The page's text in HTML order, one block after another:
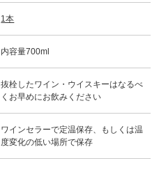
1本
内容量700ml
抜栓したワイン・ウイスキーはなるべ
くお早めにお飲みください
ワインセラーで定温保存、もしくは温
度変化の低い場所で保存